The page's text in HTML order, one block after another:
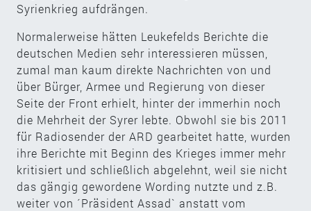
Syrienkrieg aufdrängen.
Normalerweise hätten Leukefelds Berichte die
deutschen Medien sehr interessieren müssen,
zumal man kaum direkte Nachrichten von und
über Bürger, Armee und Regierung von dieser
Seite der Front erhielt, hinter der immerhin noch
die Mehrheit der Syrer lebte. Obwohl sie bis 2011
für Radiosender der ARD gearbeitet hatte, wurden
ihre Berichte mit Beginn des Krieges immer mehr
kritisiert und schließlich abgelehnt, weil sie nicht
das gängig gewordene Wording nutzte und z.B.
weiter von ´Präsident Assad` anstatt vom